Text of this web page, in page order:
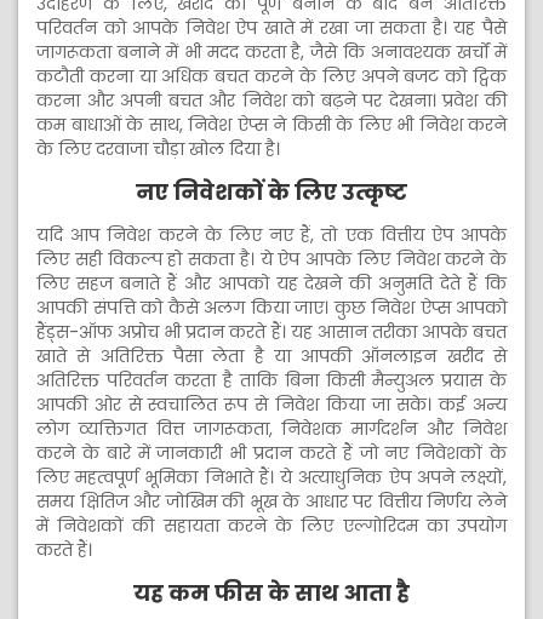
परिवर्तन को आपके निवेश ऐप खाते में रखा जा सकता है। यह पैसे
जागरूकता बनाने में भी मदद करता है, जैसे कि अनावश्यक खर्चों में
कटौती करना या अधिक बचत करने के लिए अपने बजट को ट्विक
करना और अपनी बचत और निवेश को बढ़ने पर देखना। प्रवेश की
कम बाधाओं के साथ, निवेश ऐप्स ने किसी के लिए भी निवेश करने
के लिए दरवाजा चौड़ा खोल दिया है।
नए निवेशकों के लिए उत्कृष्ट
यदि आप निवेश करने के लिए नए हैं, तो एक वित्तीय ऐप आपके
लिए सही विकल्प हो सकता है। ये ऐप आपके लिए निवेश करने के
लिए सहज बनाते हैं और आपको यह देखने की अनुमति देते हैं कि
आपकी संपत्ति को कैसे अलग किया जाए। कुछ निवेश ऐप्स आपको
हैंड्स-ऑफ अप्रोच भी प्रदान करते हैं। यह आसान तरीका आपके बचत
खाते से अतिरिक्त पैसा लेता है या आपकी ऑनलाइन खरीद से
अतिरिक्त परिवर्तन करता है ताकि बिना किसी मैन्युअल प्रयास के
आपकी ओर से स्वचालित रूप से निवेश किया जा सके। कई अन्य
लोग व्यक्तिगत वित्त जागरूकता, निवेशक मार्गदर्शन और निवेश
करने के बारे में जानकारी भी प्रदान करते हैं जो नए निवेशकों के
लिए महत्वपूर्ण भूमिका निभाते हैं। ये अत्याधुनिक ऐप अपने लक्ष्यों,
समय क्षितिज और जोखिम की भूख के आधार पर वित्तीय निर्णय लेने
में निवेशकों की सहायता करने के लिए एल्गोरिदम का उपयोग
करते हैं।
यह कम फीस के साथ आता है